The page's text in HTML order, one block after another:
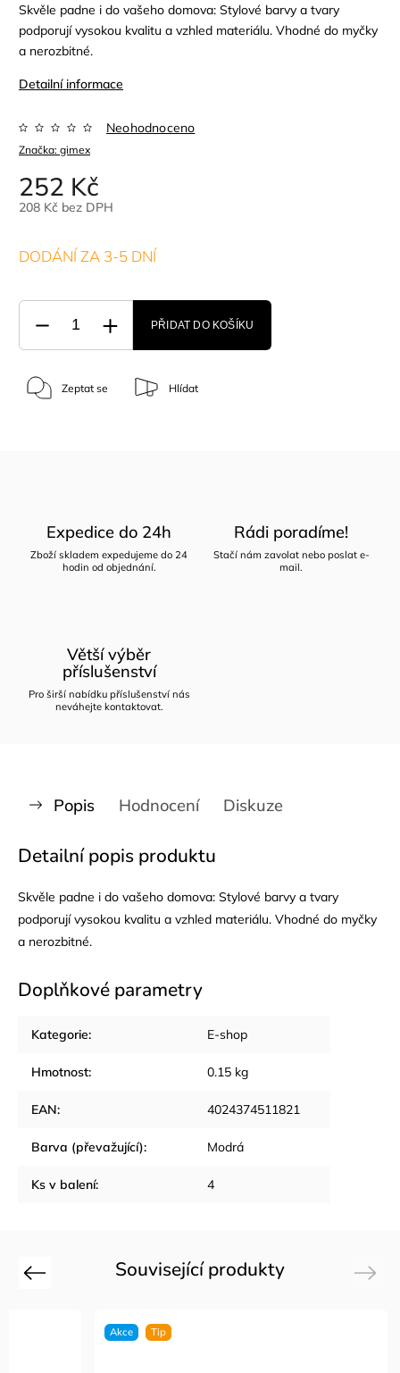
Skvěle padne i do vašeho domova: Stylové barvy a tvary
podporují vysokou kvalitu a vzhled materiálu. Vhodné do myčky
a nerozbitné.
Detailní informace
Značka: gimex
Neohodnoceno
252 Kč
208 Kč bez DPH
DODÁNÍ ZA 3-5 DNÍ
PŘIDAT DO KOŠÍKU
Zeptat se Hlídat
Expedice do 24h
Zboží skladem expedujeme do 24
hodin od objednání.
Rádi poradíme!
Stačí nám zavolat nebo poslat e-
mail.
Větší výběr
příslušenství
Pro širší nabídku příslušenství nás
neváhejte kontaktovat.
Popis Hodnocení Diskuze
Detailní popis produktu
Skvěle padne i do vašeho domova: Stylové barvy a tvary
podporují vysokou kvalitu a vzhled materiálu. Vhodné do myčky
a nerozbitné.
Doplňkové parametry
Kategorie: E-shop
Hmotnost: 0.15 kg
EAN: 4024374511821
Barva (převažující): Modrá
Ks v balení: 4
Související produkty
Previous
Akce Tip
Next